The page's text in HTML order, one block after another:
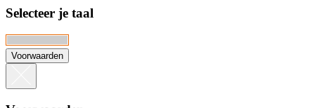
Selecteer je taal
Voorwaarden